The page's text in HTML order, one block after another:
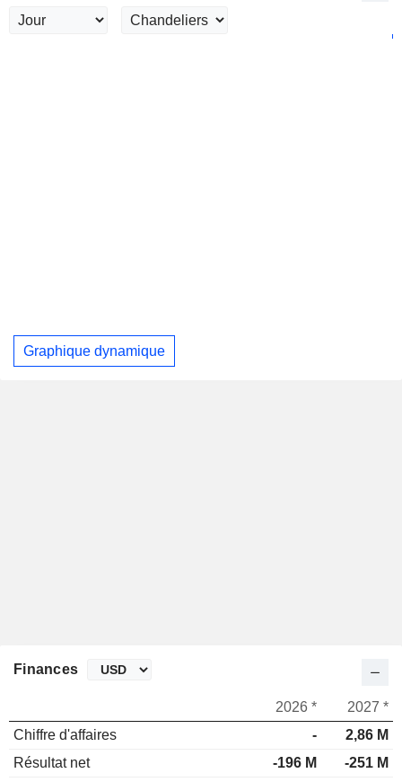
Graphique dynamique
Finances
2026 *
2027 *
Chiffre d'affaires
-
2,86 M
Résultat net
-196 M
-251 M